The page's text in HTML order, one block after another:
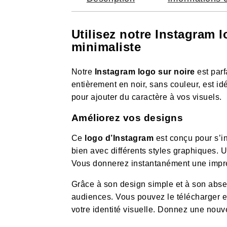
Utilisez notre Instagram
minimaliste
Notre Instagram logo sur noire est
entièrement en noir, sans couleur, est
pour ajouter du caractère à vos visuels.
Améliorez vos designs
Ce logo d’Instagram est conçu pour
bien avec différents styles graphiques.
Vous donnerez instantanément une
Grâce à son design simple et à son
audiences. Vous pouvez le télécharger
votre identité visuelle. Donnez une